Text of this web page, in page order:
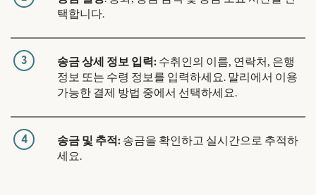
택합니다.
3 송금 상세 정보 입력: 수취인의 이름, 연락처, 은행
정보 또는 수령 정보를 입력하세요. 말리에서 이용
가능한 결제 방법 중에서 선택하세요.
4 송금 및 추적: 송금을 확인하고 실시간으로 추적하
세요.